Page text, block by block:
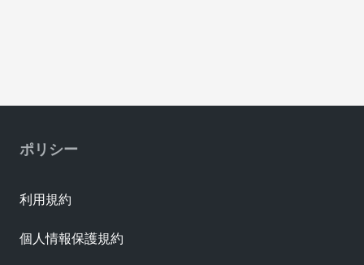
ポリシー
利用規約
個人情報保護規約